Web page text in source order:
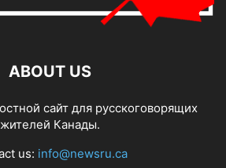
ABOUT US
сайт для русскоговорящих
жителей Канады.
us: info@newsru.ca